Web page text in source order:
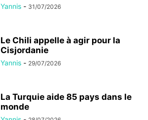
Yannis - 31/07/2026
Le Chili appelle à agir pour la
Cisjordanie
Yannis - 29/07/2026
La Turquie aide 85 pays dans le
monde